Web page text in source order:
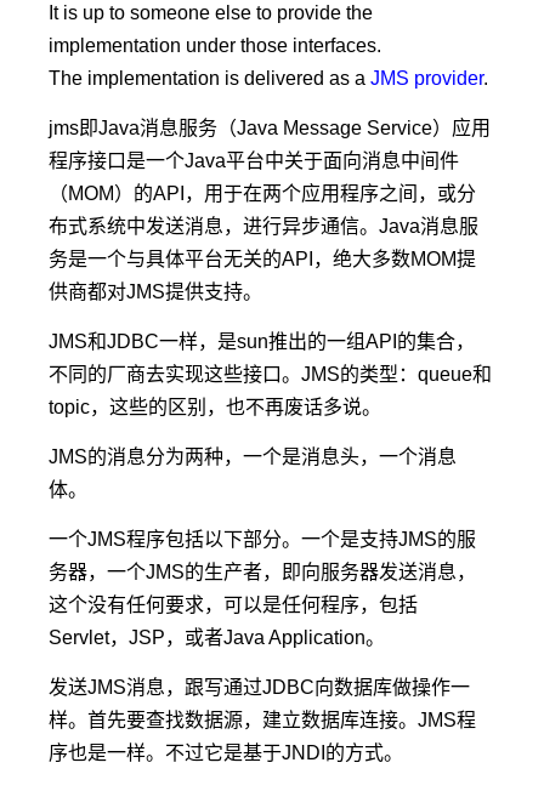
It is up to someone else to provide the
implementation under those interfaces.
The implementation is delivered as aJMS provider.
jms即Java消息服务（Java Message Service）应用
程序接口是一个Java平台中关于面向消息中间件
（MOM）的API，用于在两个应用程序之间，或分
布式系统中发送消息，进行异步通信。Java消息服
务是一个与具体平台无关的API，绝大多数MOM提
供商都对JMS提供支持。
JMS和JDBC一样，是sun推出的一组API的集合，
不同的厂商去实现这些接口。JMS的类型：queue和
topic，这些的区别，也不再废话多说。
JMS的消息分为两种，一个是消息头，一个消息
体。
一个JMS程序包括以下部分。一个是支持JMS的服
务器，一个JMS的生产者，即向服务器发送消息，
这个没有任何要求，可以是任何程序，包括
Servlet，JSP，或者Java Application。
发送JMS消息，跟写通过JDBC向数据库做操作一
样。首先要查找数据源，建立数据库连接。JMS程
序也是一样。不过它是基于JNDI的方式。